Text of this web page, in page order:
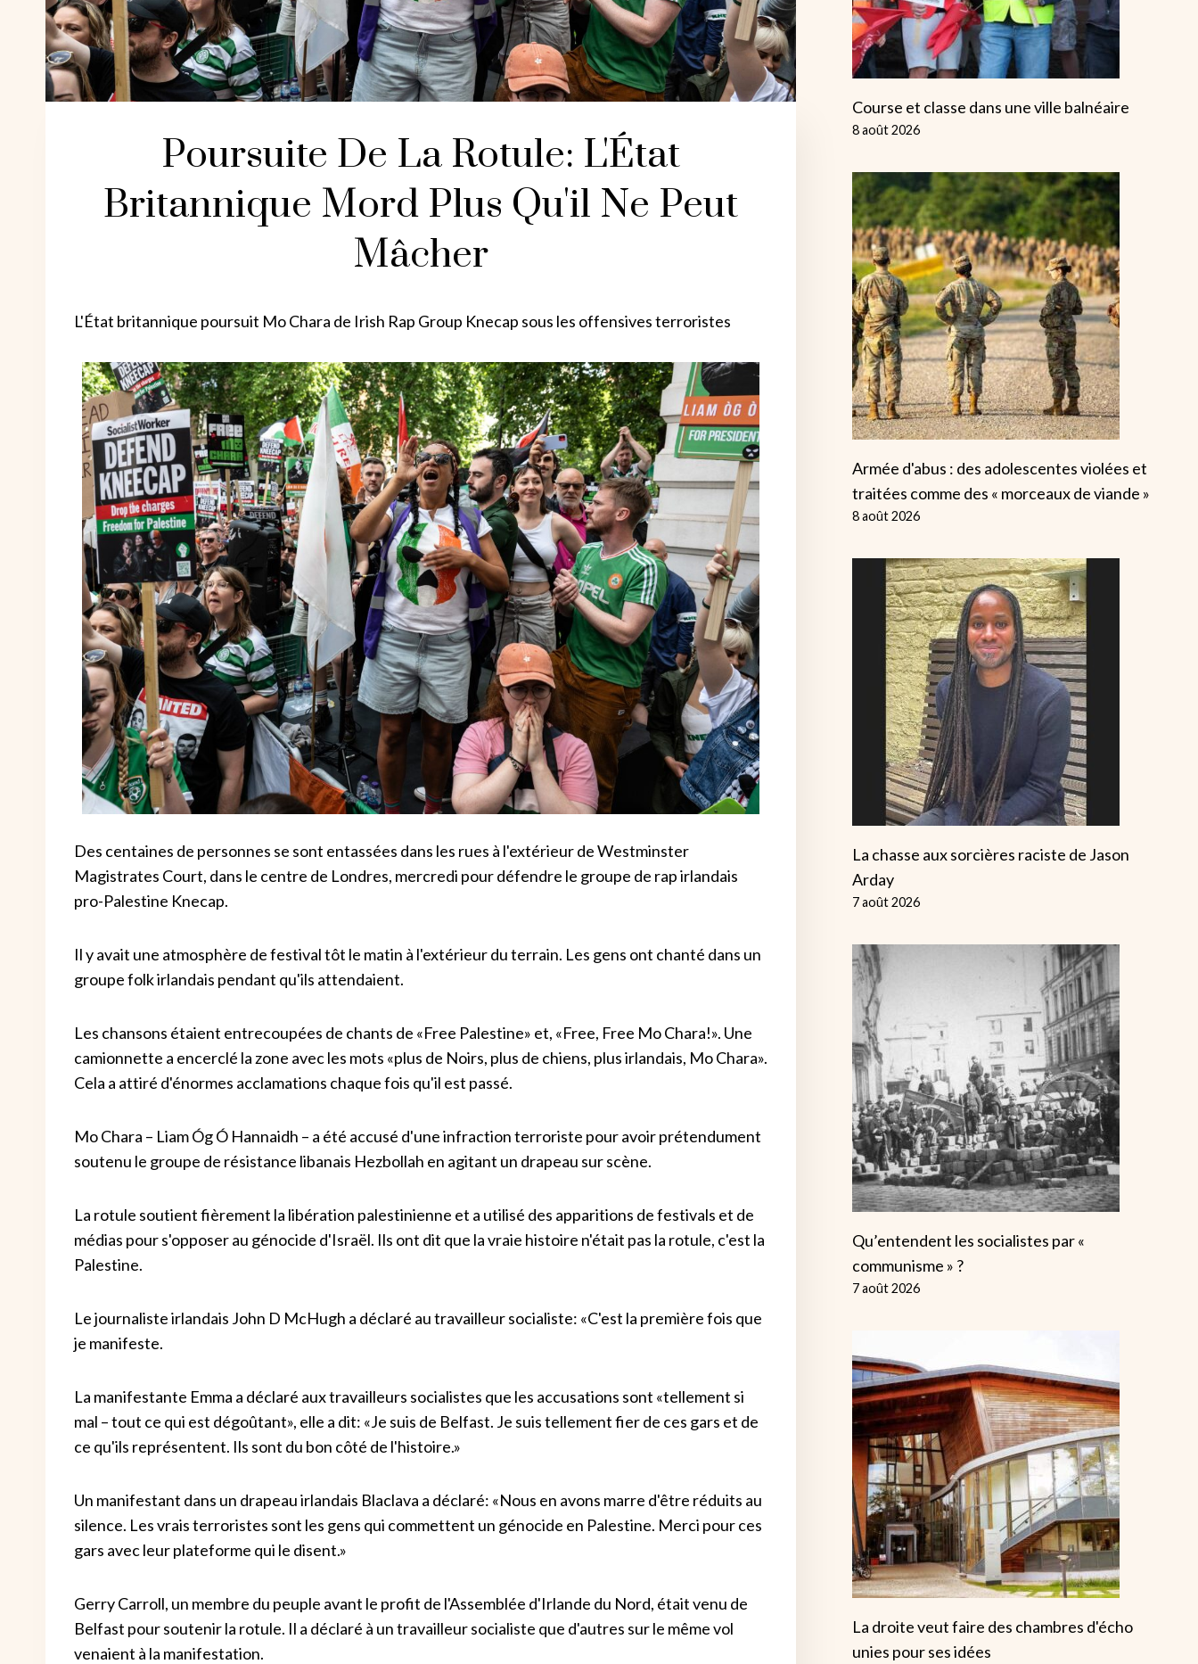
Poursuite De La Rotule: L'État
Britannique Mord Plus Qu'il Ne Peut
Mâcher
L'État britannique poursuit Mo Chara de Irish Rap Group Knecap sous les offensives terroristes
Des centaines de personnes se sont entassées dans les rues à l'extérieur de Westminster
Magistrates Court, dans le centre de Londres, mercredi pour défendre le groupe de rap irlandais
pro-Palestine Knecap.
Il y avait une atmosphère de festival tôt le matin à l'extérieur du terrain. Les gens ont chanté dans un
groupe folk irlandais pendant qu'ils attendaient.
Les chansons étaient entrecoupées de chants de «Free Palestine» et, «Free, Free Mo Chara!». Une
camionnette a encerclé la zone avec les mots «plus de Noirs, plus de chiens, plus irlandais, Mo Chara».
Cela a attiré d'énormes acclamations chaque fois qu'il est passé.
Mo Chara – Liam Óg Ó Hannaidh – a été accusé d'une infraction terroriste pour avoir prétendument
soutenu le groupe de résistance libanais Hezbollah en agitant un drapeau sur scène.
La rotule soutient fièrement la libération palestinienne et a utilisé des apparitions de festivals et de
médias pour s'opposer au génocide d'Israël. Ils ont dit que la vraie histoire n'était pas la rotule, c'est la
Palestine.
Le journaliste irlandais John D McHugh a déclaré au travailleur socialiste: «C'est la première fois que
je manifeste.
La manifestante Emma a déclaré aux travailleurs socialistes que les accusations sont «tellement si
mal – tout ce qui est dégoûtant», elle a dit: «Je suis de Belfast. Je suis tellement fier de ces gars et de
ce qu'ils représentent. Ils sont du bon côté de l'histoire.»
Un manifestant dans un drapeau irlandais Blaclava a déclaré: «Nous en avons marre d'être réduits au
silence. Les vrais terroristes sont les gens qui commettent un génocide en Palestine. Merci pour ces
gars avec leur plateforme qui le disent.»
Gerry Carroll, un membre du peuple avant le profit de l'Assemblée d'Irlande du Nord, était venu de
Belfast pour soutenir la rotule. Il a déclaré à un travailleur socialiste que d'autres sur le même vol
venaient à la manifestation.
Course et classe dans une ville balnéaire
8 août 2026
Armée d'abus : des adolescentes violées et
traitées comme des « morceaux de viande »
8 août 2026
La chasse aux sorcières raciste de Jason
Arday
7 août 2026
Qu’entendent les socialistes par «
communisme » ?
7 août 2026
La droite veut faire des chambres d'écho
unies pour ses idées